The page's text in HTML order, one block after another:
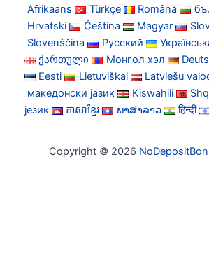
Afrikaans
Türkçe Română
Hrvatski
Čeština Magyar
Slovenščina
Русский
ქართული
Монгол хэл
Eesti
Lietuviškai
Latviešu
македонски јазик
Kiswahili
језик
ភាសាខ្មែរ ພາສາລາວ हिन्दी
Copyright © 2026